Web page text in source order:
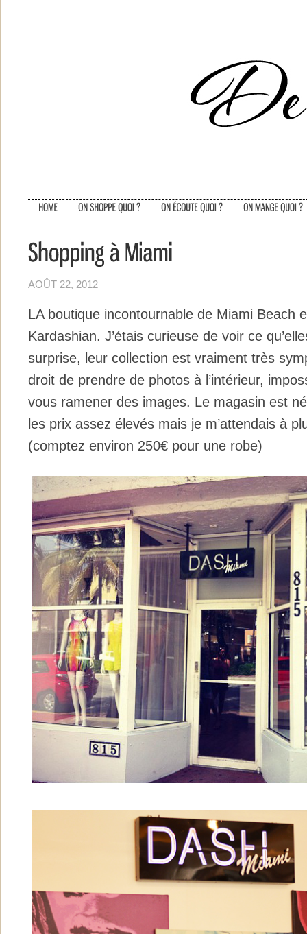
AOÛT 22, 2012
LA boutique incontournable de Miami Beach
Kardashian. J’étais curieuse de voir ce
surprise, leur collection est vraiment très
droit de prendre de photos à l’intérieur,
vous ramener des images. Le magasin est
les prix assez élevés mais je m’attendais à
(comptez environ 250€ pour une robe)